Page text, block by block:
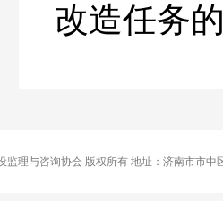
改造任务
监理与咨询协会 版权所有 地址：济南市市